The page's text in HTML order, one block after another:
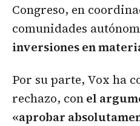
Congreso, en
comunidades
inversiones en
Por su parte, Vox ha
rechazo, conel
«aprobar